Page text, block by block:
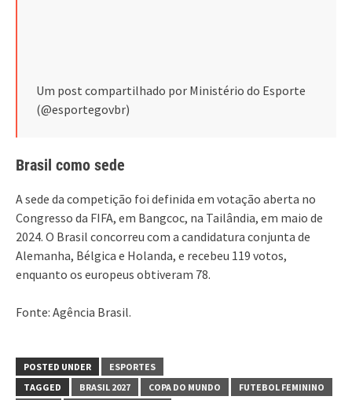
Um post compartilhado por Ministério do Esporte
(@esportegovbr)
Brasil como sede
A sede da competição foi definida em votação aberta no
Congresso da FIFA, em Bangcoc, na Tailândia, em maio de
2024. O Brasil concorreu com a candidatura conjunta de
Alemanha, Bélgica e Holanda, e recebeu 119 votos,
enquanto os europeus obtiveram 78.
Fonte: Agência Brasil.
POSTED UNDER
ESPORTES
TAGGED
BRASIL 2027 COPA DO MUNDO
FUTEBOL FEMININO